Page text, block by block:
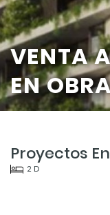
VENTA
EN
Proyectos
2 D